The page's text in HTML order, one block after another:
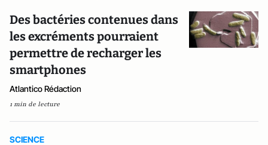
Des bactéries contenues dans
les excréments pourraient
permettre de recharger les
smartphones
Atlantico Rédaction
1 min de lecture
SCIENCE